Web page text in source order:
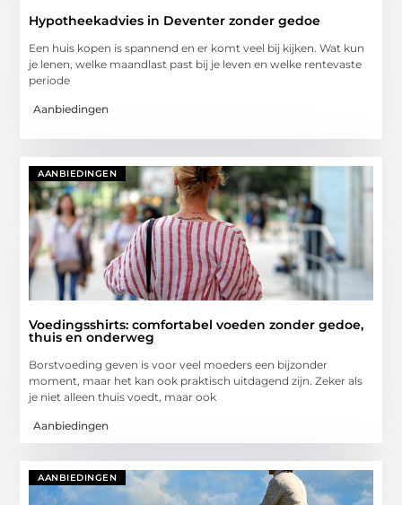
Hypotheekadvies in Deventer zonder gedoe
Een huis kopen is spannend en er komt veel bij kijken. Wat kun
je lenen, welke maandlast past bij je leven en welke rentevaste
periode
Aanbiedingen
AANBIEDINGEN
Voedingsshirts: comfortabel voeden zonder gedoe,
thuis en onderweg
Borstvoeding geven is voor veel moeders een bijzonder
moment, maar het kan ook praktisch uitdagend zijn. Zeker als
je niet alleen thuis voedt, maar ook
Aanbiedingen
AANBIEDINGEN